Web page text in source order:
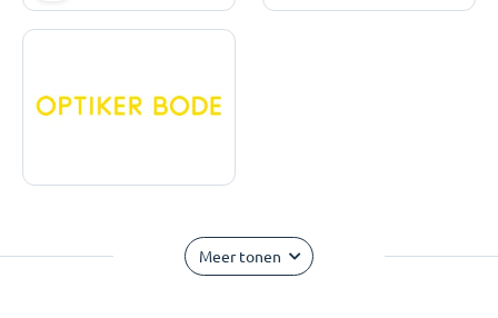
Meer tonen